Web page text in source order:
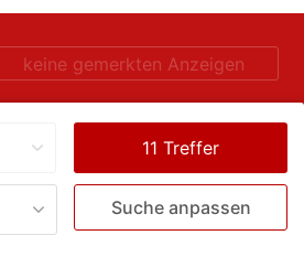
keine gemerkten Anzeigen
Suche anpassen